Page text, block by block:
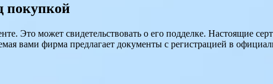
покупкой
Это может свидетельствовать о его подделке. Настоящие
вами фирма предлагает документы с регистрацией в